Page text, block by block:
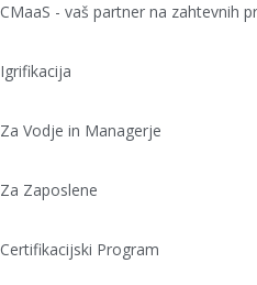
CMaaS - vaš partner na zahtevnih
Igrifikacija
Za Vodje in Managerje
Za Zaposlene
Certifikacijski Program